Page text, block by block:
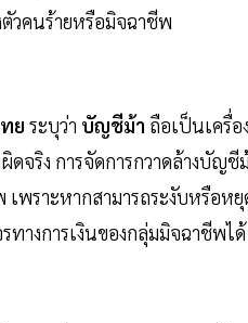
วคนร้ายหรือมิจฉาชีพ
ย ระบุว่า บัญชีม้า ถือเป็นเครื่
ดจริง การจัดการกวาดล้างบั
เพราะหากสามารถระงับหรื
ทางการเงินของกลุ่มมิจฉาชีพได้